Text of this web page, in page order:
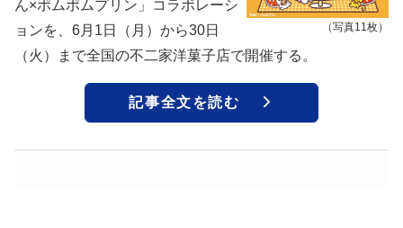
（写真11枚）
ん×ポムポムプリン」コラボレーシ
ョンを、6月1日（月）から30日
（火）まで全国の不二家洋菓子店で開催する。
記事全文を読む